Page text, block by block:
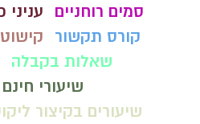
סמים רוחניים
קורס תקשור
שאלות בקבלה
שיעורי
שיעורים בקיצור